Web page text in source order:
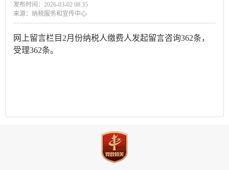
发布时间：2026-03-02 08:35
来源：纳税服务和宣传中心
网上留言栏目2月份纳税人缴费人发起留言咨询362条，
受理362条。